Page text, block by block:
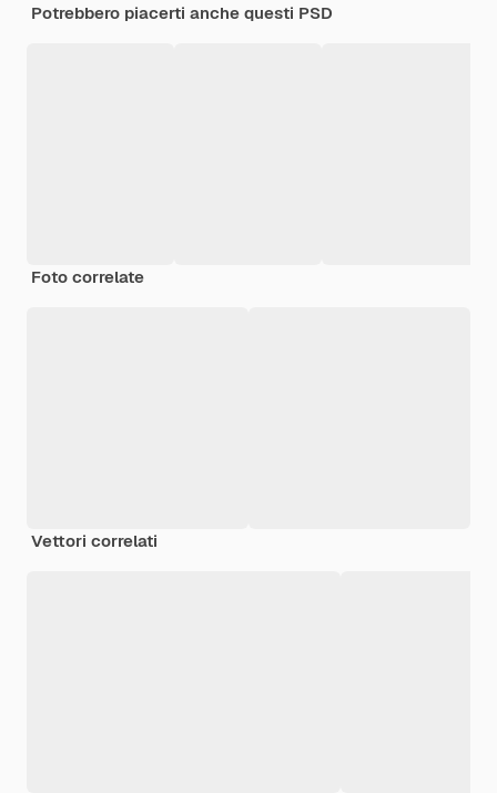
Potrebbero piacerti anche questi PSD
Foto correlate
Vettori correlati